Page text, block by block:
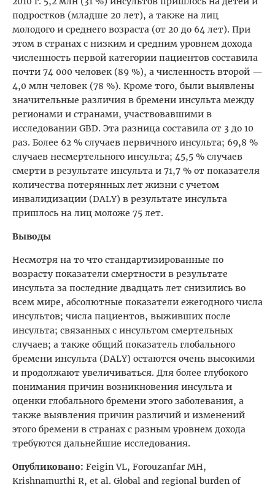
подростков (младше 20 лет), а также на лиц
молодого и среднего возраста (от 20 до 64 лет). При
этом в странах с низким и средним уровнем дохода
численность первой категории пациентов составила
почти 74 000 человек (89 %), а численность второй —
4,0 млн человек (78 %). Кроме того, были выявлены
значительные различия в бремени инсульта между
регионами и странами, участвовавшими в
исследовании GBD. Эта разница составила от 3 до 10
раз. Более 62 % случаев первичного инсульта; 69,8 %
случаев несмертельного инсульта; 45,5 % случаев
смерти в результате инсульта и 71,7 % от показателя
количества потерянных лет жизни с учетом
инвалидизации (DALY) в результате инсульта
пришлось на лиц моложе 75 лет.
Выводы
Несмотря на то что стандартизированные по
возрасту показатели смертности в результате
инсульта за последние двадцать лет снизились во
всем мире, абсолютные показатели ежегодного числа
инсультов; числа пациентов, выживших после
инсульта; связанных с инсультом смертельных
случаев; а также общий показатель глобального
бремени инсульта (DALY) остаются очень высокими
и продолжают увеличиваться. Для более глубокого
понимания причин возникновения инсульта и
оценки глобального бремени этого заболевания, а
также выявления причин различий и изменений
этого бремени в странах с разным уровнем дохода
требуются дальнейшие исследования.
Опубликовано: Feigin VL, Forouzanfar MH,
Krishnamurthi R, et al. Global and regional burden of